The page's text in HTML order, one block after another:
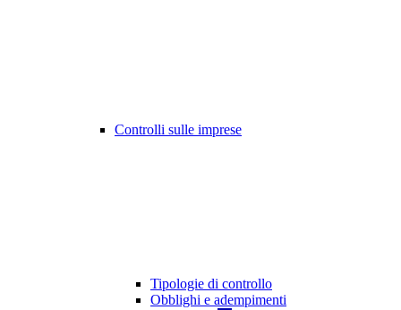
Controlli sulle imprese
Tipologie di controllo
Obblighi e adempimenti